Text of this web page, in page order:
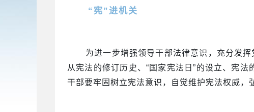
“宪”进机关
为进一步增强领导干部法律意识，充分发挥
从宪法的修订历史、“国家宪法日”的设立、宪
干部要牢固树立宪法意识，自觉维护宪法权威，